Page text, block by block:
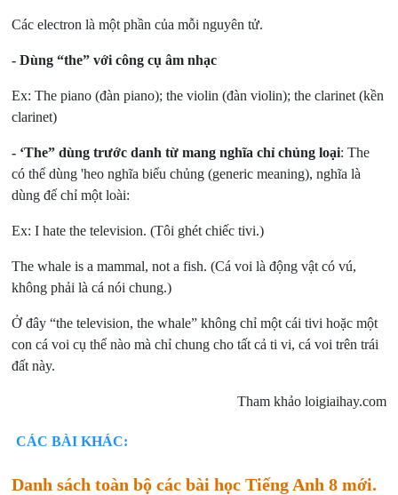
Các electron là một phần của mỗi nguyên tử.
- Dùng “the” với công cụ âm nhạc
Ex: The piano (đàn piano); the violin (đàn violin); the clarinet (kền
clarinet)
- ‘The” dùng trước danh từ mang nghĩa chỉ chủng loại: The
có thể dùng 'heo nghĩa biểu chủng (generic meaning), nghĩa là
dùng đế chỉ một loài:
Ex: I hate the television. (Tôi ghét chiếc tivi.)
The whale is a mammal, not a fish. (Cá voi là động vật có vú,
không phải là cá nói chung.)
Ở đây “the television, the whale” không chỉ một cái tivi hoặc một
con cá voi cụ thể nào mà chỉ chung cho tất cả ti vi, cá voi trên trái
đất này.
Tham khảo loigiaihay.com
CÁC BÀI KHÁC:
Danh sách toàn bộ các bài học Tiếng Anh 8 mới.